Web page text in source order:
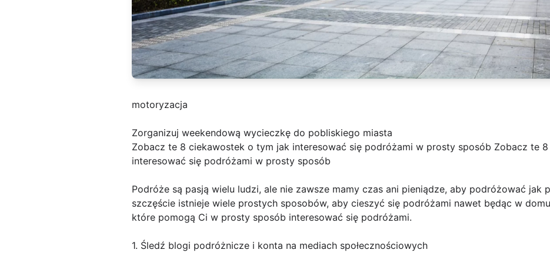
motoryzacja
Zorganizuj weekendową wycieczkę do pobliskiego miasta
Zobacz te 8 ciekawostek o tym jak interesować się podróżami w prosty sposób Zobacz te
interesować się podróżami w prosty sposób
Podróże są pasją wielu ludzi, ale nie zawsze mamy czas ani pieniądze, aby podróżować jak
szczęście istnieje wiele prostych sposobów, aby cieszyć się podróżami nawet będąc w
które pomogą Ci w prosty sposób interesować się podróżami.
1. Śledź blogi podróżnicze i konta na mediach społecznościowych